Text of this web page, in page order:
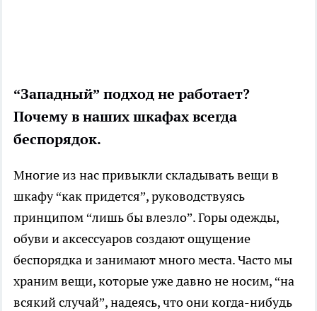
“Западный” подход не работает?
Почему в наших шкафах всегда
беспорядок.
Многие из нас привыкли складывать вещи в
шкафу “как придется”, руководствуясь
принципом “лишь бы влезло”. Горы одежды,
обуви и аксессуаров создают ощущение
беспорядка и занимают много места. Часто мы
храним вещи, которые уже давно не носим, “на
всякий случай”, надеясь, что они когда-нибудь